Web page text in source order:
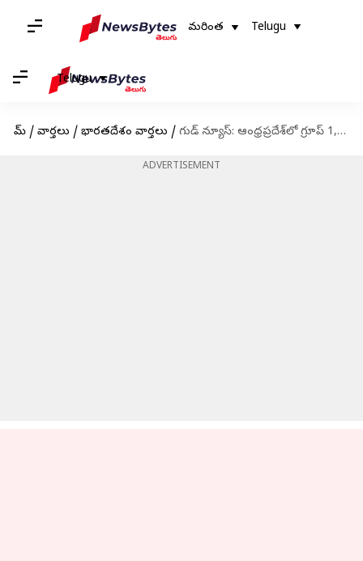
మరింత Telugu
Telugu
హోమ్ / వార్తలు / భారతదేశం వార్తలు / గుడ్ న్యూస్: ఆంధ్రప్రదేశ్‌లో గ్రూప్ 1, 2 పోస్టుల భర్తీకి సీఎం జగన్ గ్రీన్ సిగ్నల్
ADVERTISEMENT